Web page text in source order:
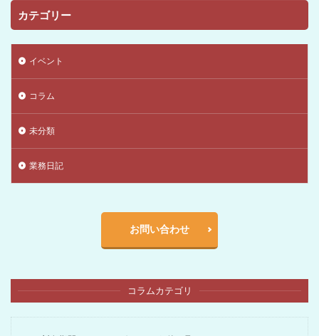
カテゴリー
イベント
コラム
未分類
業務日記
お問い合わせ
コラムカテゴリ